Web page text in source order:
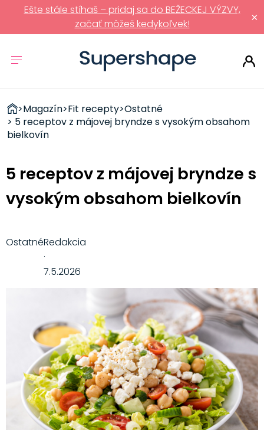
×
Ešte stále stíhaš – pridaj sa do BEŽECKEJ VÝZVY,
začať môžeš kedykoľvek!
ZDRAVÉ
RÝCHLOVKY
>Magazín>Fit recepty>Ostatné
> 5 receptov z májovej bryndze s vysokým obsahom
bielkovín
5 receptov z májovej bryndze s
vysokým obsahom bielkovín
OstatnéRedakcia
·
7.5.2026